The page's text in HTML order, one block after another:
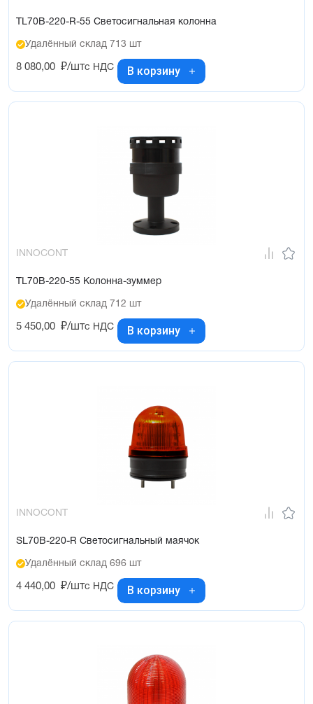
TL70B-220-R-55 Светосигнальная колонна
Удалённый склад 713 шт
8 080,00 ₽/штс НДС В корзину
INNOCONT
TL70B-220-55 Колонна-зуммер
Удалённый склад 712 шт
5 450,00 ₽/штс НДС В корзину
INNOCONT
SL70B-220-R Светосигнальный маячок
Удалённый склад 696 шт
4 440,00 ₽/штс НДС В корзину